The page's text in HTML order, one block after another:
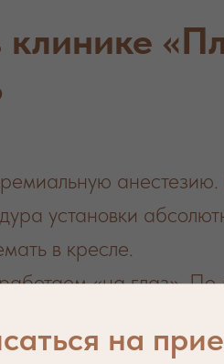
анестезию.
установки
в кресле.
«на глаз». По
навигационный
— заживление
на